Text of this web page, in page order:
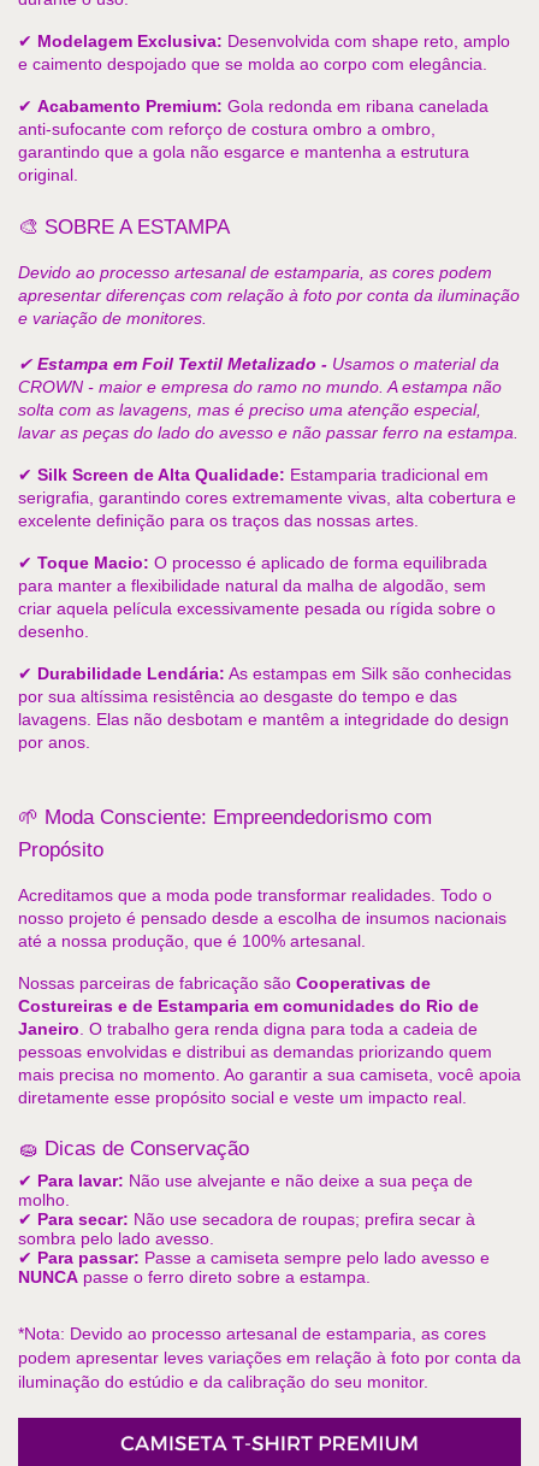
✔ Modelagem Exclusiva: Desenvolvida com shape reto, amplo
e caimento despojado que se molda ao corpo com elegância.
✔ Acabamento Premium: Gola redonda em ribana canelada
anti-sufocante com reforço de costura ombro a ombro,
garantindo que a gola não esgarce e mantenha a estrutura
original.
🎨 SOBRE A ESTAMPA
Devido ao processo artesanal de estamparia, as cores podem
apresentar diferenças com relação à foto por conta da iluminação
e variação de monitores.
✔ Estampa em Foil Textil Metalizado - Usamos o material da
CROWN - maior e empresa do ramo no mundo. A estampa não
solta com as lavagens, mas é preciso uma atenção especial,
lavar as peças do lado do avesso e não passar ferro na estampa.
✔ Silk Screen de Alta Qualidade: Estamparia tradicional em
serigrafia, garantindo cores extremamente vivas, alta cobertura e
excelente definição para os traços das nossas artes.
✔ Toque Macio: O processo é aplicado de forma equilibrada
para manter a flexibilidade natural da malha de algodão, sem
criar aquela película excessivamente pesada ou rígida sobre o
desenho.
✔ Durabilidade Lendária: As estampas em Silk são conhecidas
por sua altíssima resistência ao desgaste do tempo e das
lavagens. Elas não desbotam e mantêm a integridade do design
por anos.
🌱 Moda Consciente: Empreendedorismo com
Propósito
Acreditamos que a moda pode transformar realidades. Todo o
nosso projeto é pensado desde a escolha de insumos nacionais
até a nossa produção, que é 100% artesanal.
Nossas parceiras de fabricação são Cooperativas de
Costureiras e de Estamparia em comunidades do Rio de
Janeiro . O trabalho gera renda digna para toda a cadeia de
pessoas envolvidas e distribui as demandas priorizando quem
mais precisa no momento. Ao garantir a sua camiseta, você apoia
diretamente esse propósito social e veste um impacto real.
🧽 Dicas de Conservação
✔ Para lavar: Não use alvejante e não deixe a sua peça de
molho.
✔ Para secar: Não use secadora de roupas; prefira secar à
sombra pelo lado avesso.
✔ Para passar:
NUNCA passe o ferro direto sobre a estampa.
*Nota: Devido ao processo artesanal de estamparia, as cores
podem apresentar leves variações em relação à foto por conta da
iluminação do estúdio e da calibração do seu monitor.